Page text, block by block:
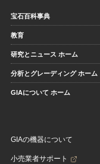
宝石百科事典
教育
研究とニュース ホーム
分析とグレーディング ホーム
GIAについて ホーム
GIAの機器について
小売業者サポート